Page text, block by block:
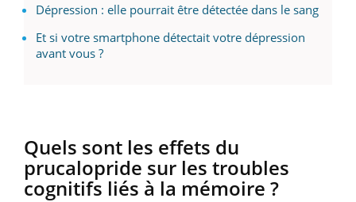
Dépression : elle pourrait être détectée dans le sang
Et si votre smartphone détectait votre dépression
avant vous ?
Quels sont les effets du
prucalopride sur les troubles
cognitifs liés à la mémoire ?